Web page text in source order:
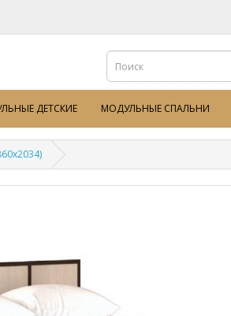
ДЕТСКИЕ МОДУЛЬНЫЕ СПАЛЬНИ